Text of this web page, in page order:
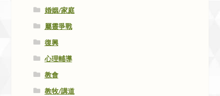
婚姻/家庭
屬靈爭戰
復興
心理輔導
教會
教牧/講道